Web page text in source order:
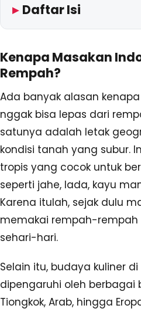
Daftar Isi
Kenapa Masakan
Rempah?
Ada banyak alasan
nggak bisa lepas dari
satunya adalah letak
kondisi tanah yang subur.
tropis yang cocok untuk
seperti jahe, lada, kayu
Karena itulah, sejak dulu
memakai rempah-
sehari-hari.
Selain itu, budaya kuliner
dipengaruhi oleh berbagai
Tiongkok, Arab, hingga